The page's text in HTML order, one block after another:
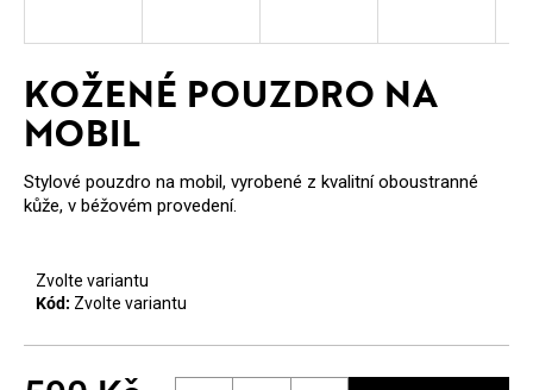
KOŽENÉ POUZDRO NA
MOBIL
Stylové pouzdro na mobil, vyrobené z kvalitní oboustranné
kůže, v béžovém provedení.
Zvolte variantu
Kód: Zvolte variantu
E
T
E
N
A
T
?